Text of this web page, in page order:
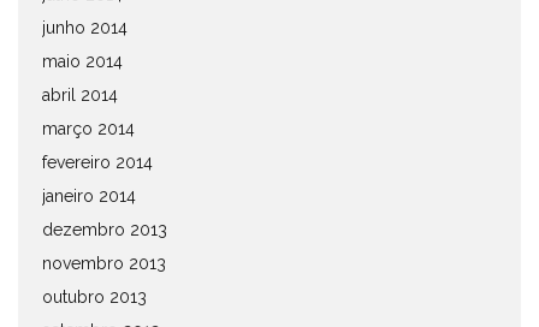
junho 2014
maio 2014
abril 2014
março 2014
fevereiro 2014
janeiro 2014
dezembro 2013
novembro 2013
outubro 2013